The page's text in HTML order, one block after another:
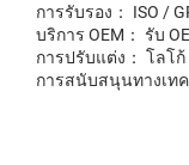
การรับรอง： ISO /
บริการ OEM： รับ
การปรับแต่ง： โลโ
การสนับสนุนทางเท